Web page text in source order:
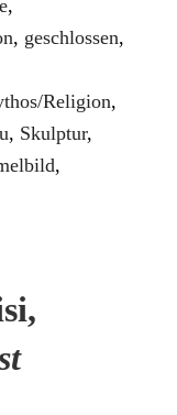
,
, geschlossen,
Religion,
, Skulptur,
,